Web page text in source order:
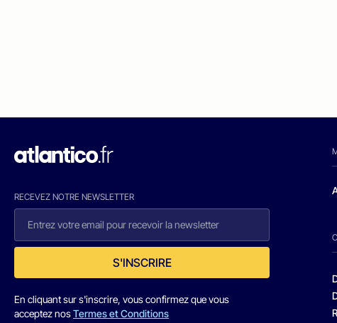
RECEVEZ NOTRE NEWSLETTER
S'INSCRIRE
En cliquant sur s'inscrire, vous confirmez que vous
acceptez nosTermes et Conditions